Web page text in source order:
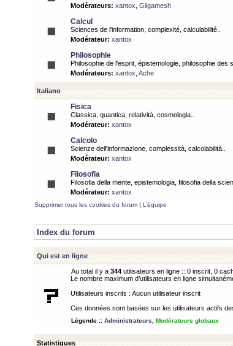
Modérateurs: xantox Gilgamesh
Calcul
Sciences de l'information, complexité, calculabilité..
Modérateur: xantox
Philosophie
Philosophie de l'esprit, épistemologie, philosophie des
Modérateurs: xantox Ache
Italiano
Fisica
Classica, quantica, relatività, cosmologia..
Modérateur: xantox
Calcolo
Scienze dell'informazione, complessità, calcolabilità..
Modérateur: xantox
Filosofia
Filosofia della mente, epistemologia, filosofia della
Modérateur: xantox
Supprimer tous les cookies du forum | L’équipe
Index du forum
Qui est en ligne
Au total il y a 344 utilisateurs en ligne :: 0 inscrit, 0
Le nombre maximum d’utilisateurs en ligne
Utilisateurs inscrits : Aucun utilisateur inscrit
Ces données sont basées sur les utilisateurs actifs
Légende :: Administrateurs Modérateurs globaux
Statistiques